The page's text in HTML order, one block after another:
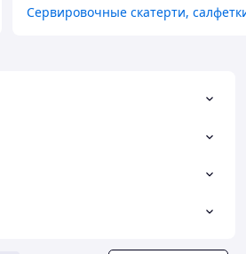
Сервировочные скатерти,